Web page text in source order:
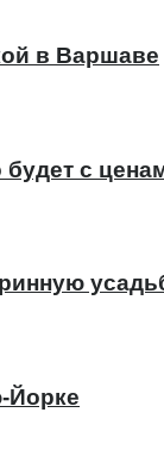
в Варшаве
с
Йорке